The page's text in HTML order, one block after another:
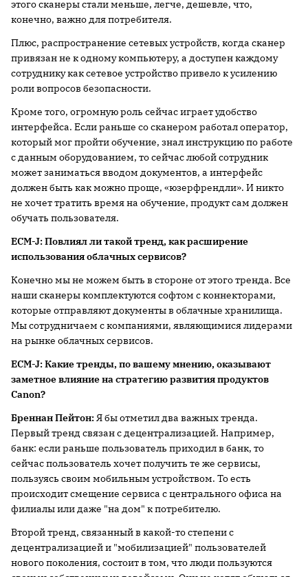
этого сканеры стали меньше, легче, дешевле, что,
конечно, важно для потребителя.
Плюс, распространение сетевых устройств, когда сканер
привязан не к одному компьютеру, а доступен каждому
сотруднику как сетевое устройство привело к усилению
роли вопросов безопасности.
Кроме того, огромную роль сейчас играет удобство
интерфейса. Если раньше со сканером работал оператор,
который мог пройти обучение, знал инструкцию по работе
с данным оборудованием, то сейчас любой сотрудник
может заниматься вводом документов, а интерфейс
должен быть как можно проще, «юзерфрендли». И никто
не хочет тратить время на обучение, продукт сам должен
обучать пользователя.
ECM-J:Повлиял ли такой тренд, как расширение
использования облачных сервисов?
Конечно мы не можем быть в стороне от этого тренда. Все
наши сканеры комплектуются софтом с коннекторами,
которые отправляют документы в облачные хранилища.
Мы сотрудничаем с компаниями, являющимися лидерами
на рынке облачных сервисов.
ECM-J:Какие тренды, по вашему мнению, оказывают
заметное влияние на стратегию развития продуктов
Canon?
Бреннан Пейтон:Я бы отметил два важных тренда.
Первый тренд связан с децентрализацией. Например,
банк: если раньше пользователь приходил в банк, то
сейчас пользователь хочет получить те же сервисы,
пользуясь своим мобильным устройством. То есть
происходит смещение сервиса с центрального офиса на
филиалы или даже "на дом" к потребителю.
Второй тренд, связанный в какой-то степени с
децентрализацией и "мобилизацией" пользователей
нового поколения, состоит в том, что люди пользуются